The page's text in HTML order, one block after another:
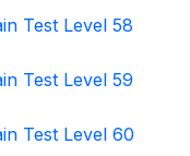
Test Level 58
Test Level 59
Test Level 60